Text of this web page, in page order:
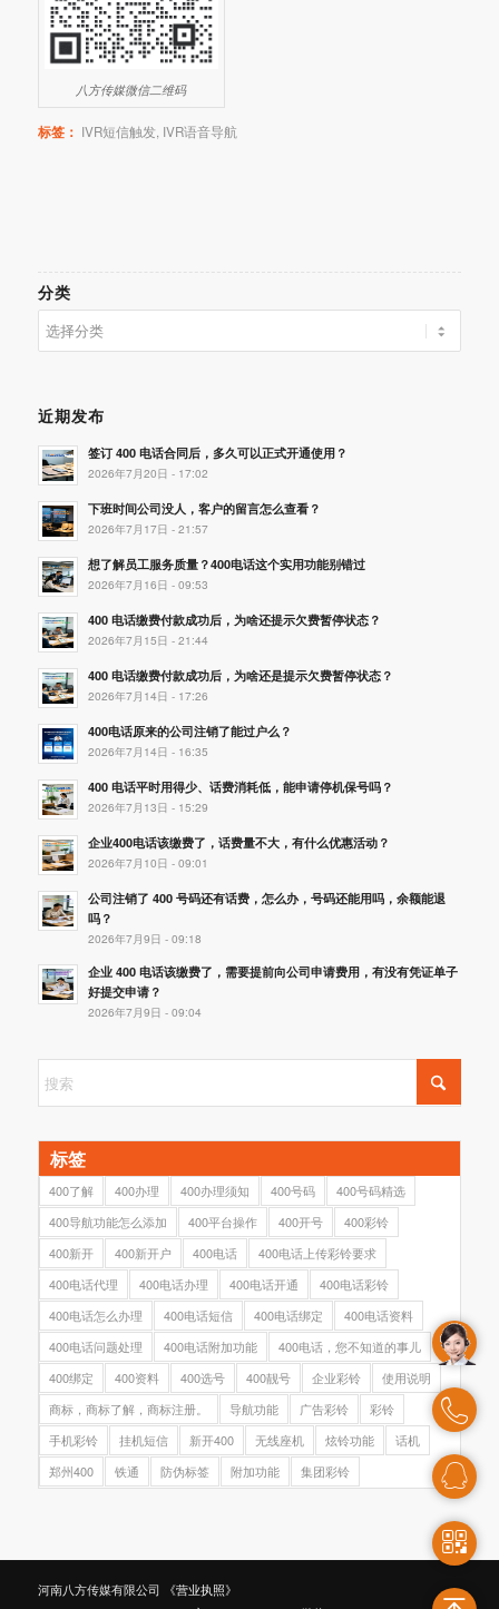
八方传媒微信二维码
标签： IVR短信触发, IVR语音导航
分类
类
近期发布
签订 400 电话合同后，多久可以正式开通使用？
2026年7月20日 - 17:02
下班时间公司没人，客户的留言怎么查看？
2026年7月17日 - 21:57
想了解员工服务质量？400电话这个实用功能别错过
2026年7月16日 - 09:53
400 电话缴费付款成功后，为啥还提示欠费暂停状态？
2026年7月15日 - 21:44
400 电话缴费付款成功后，为啥还是提示欠费暂停状态？
2026年7月14日 - 17:26
400电话原来的公司注销了能过户么？
2026年7月14日 - 16:35
400 电话平时用得少、话费消耗低，能申请停机保号吗？
2026年7月13日 - 15:29
企业400电话该缴费了，话费量不大，有什么优惠活动？
2026年7月10日 - 09:01
公司注销了 400 号码还有话费，怎么办，号码还能用吗，余额能退
吗？
2026年7月9日 - 09:18
企业 400 电话该缴费了，需要提前向公司申请费用，有没有凭证单子
好提交申请？
2026年7月9日 - 09:04
标签
400了解 400办理 400办理须知 400号码
400号码精选
400导航功能怎么添加
400平台操作 400开号
400彩铃
400新开
400新开户 400电话
400电话上传彩铃要求
400电话代理
400电话办理 400电话开通
400电话彩铃
400电话怎么办理
400电话短信 400电话绑定
400电话资料
400电话问题处理
400电话附加功能
400电话，您不知道的事儿
400绑定
400资料 400选号 400靓号 企业彩铃
使用说明
商标，商标了解，商标注册。
导航功能 广告彩铃
彩铃
手机彩铃
挂机短信 新开400 无线座机 炫铃功能
话机
郑州400
铁通 防伪标签 附加功能 集团彩铃
河南八方传媒有限公司
《营业执照》